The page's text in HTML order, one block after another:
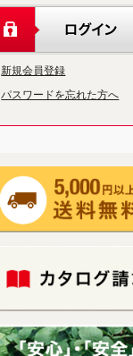
新規会員登録
パスワードを忘れた方へ